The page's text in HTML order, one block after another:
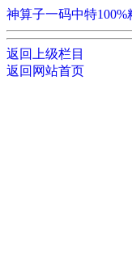
神算子一码中特100%
返回上级栏目
返回网站首页